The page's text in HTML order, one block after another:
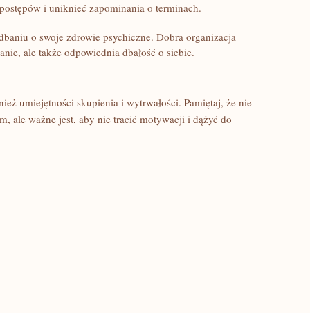
i uniknieć zapominania o terminach.
o swoje zdrowie psychiczne. Dobra‌ organizacja
ale także odpowiednia dbałość o siebie.
umiejętności skupienia ‌i wytrwałości. Pamiętaj, że nie
ale ważne jest, aby nie tracić motywacji i dążyć do